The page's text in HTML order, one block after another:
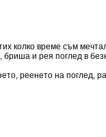
колко време съм
и рея поглед в
реенето на поглед,